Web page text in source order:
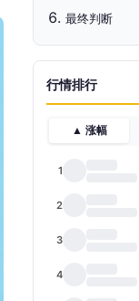
最终判断
行情排行
▲ 涨幅
1
2
3
4